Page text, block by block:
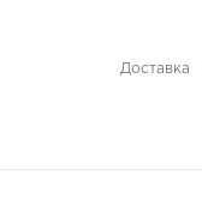
Доставка